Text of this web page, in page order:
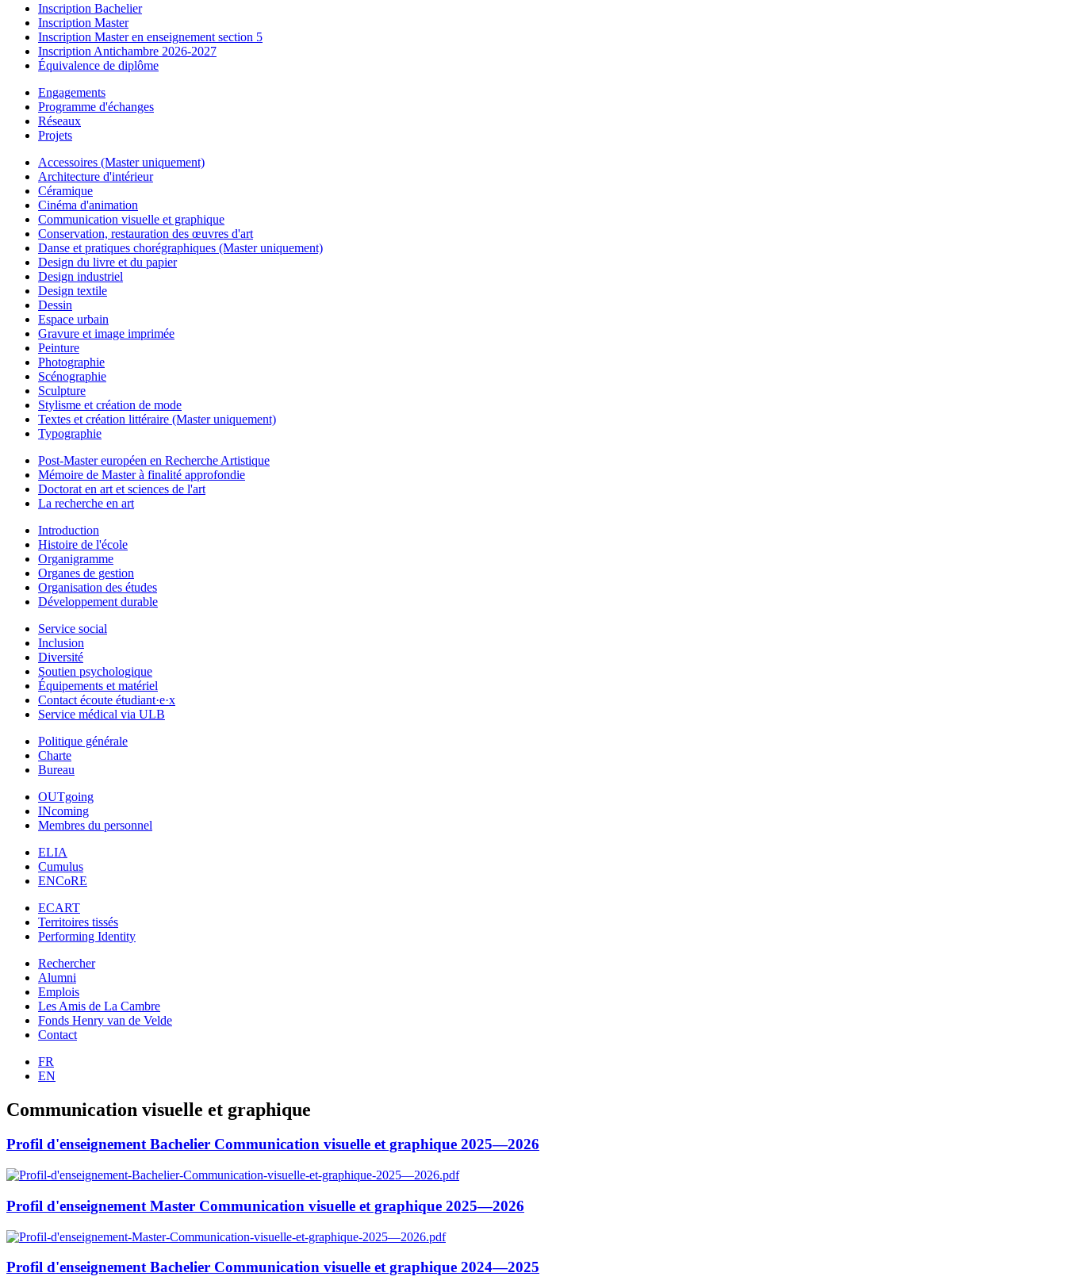
Inscription Bachelier
Inscription Master
Inscription Master en enseignement section 5
Inscription Antichambre 2026-2027
Équivalence de diplôme
Engagements
Programme d'échanges
Réseaux
Projets
Accessoires (Master uniquement)
Architecture d'intérieur
Céramique
Cinéma d'animation
Communication visuelle et graphique
Conservation, restauration des œuvres d'art
Danse et pratiques chorégraphiques (Master uniquement)
Design du livre et du papier
Design industriel
Design textile
Dessin
Espace urbain
Gravure et image imprimée
Peinture
Photographie
Scénographie
Sculpture
Stylisme et création de mode
Textes et création littéraire (Master uniquement)
Typographie
Post-Master européen en Recherche Artistique
Mémoire de Master à finalité approfondie
Doctorat en art et sciences de l'art
La recherche en art
Introduction
Histoire de l'école
Organigramme
Organes de gestion
Organisation des études
Développement durable
Service social
Inclusion
Diversité
Soutien psychologique
Équipements et matériel
Contact écoute étudiant·e·x
Service médical via ULB
Politique générale
Charte
Bureau
OUTgoing
INcoming
Membres du personnel
ELIA
Cumulus
ENCoRE
ECART
Territoires tissés
Performing Identity
Rechercher
Alumni
Emplois
Les Amis de La Cambre
Fonds Henry van de Velde
Contact
FR
EN
Communication visuelle et graphique
Profil d'enseignement Bachelier Communication visuelle et graphique 2025—2026
Profil d'enseignement Master Communication visuelle et graphique 2025—2026
Profil d'enseignement Bachelier Communication visuelle et graphique 2024—2025